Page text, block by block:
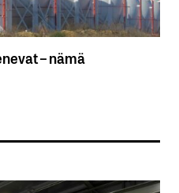
– nämä